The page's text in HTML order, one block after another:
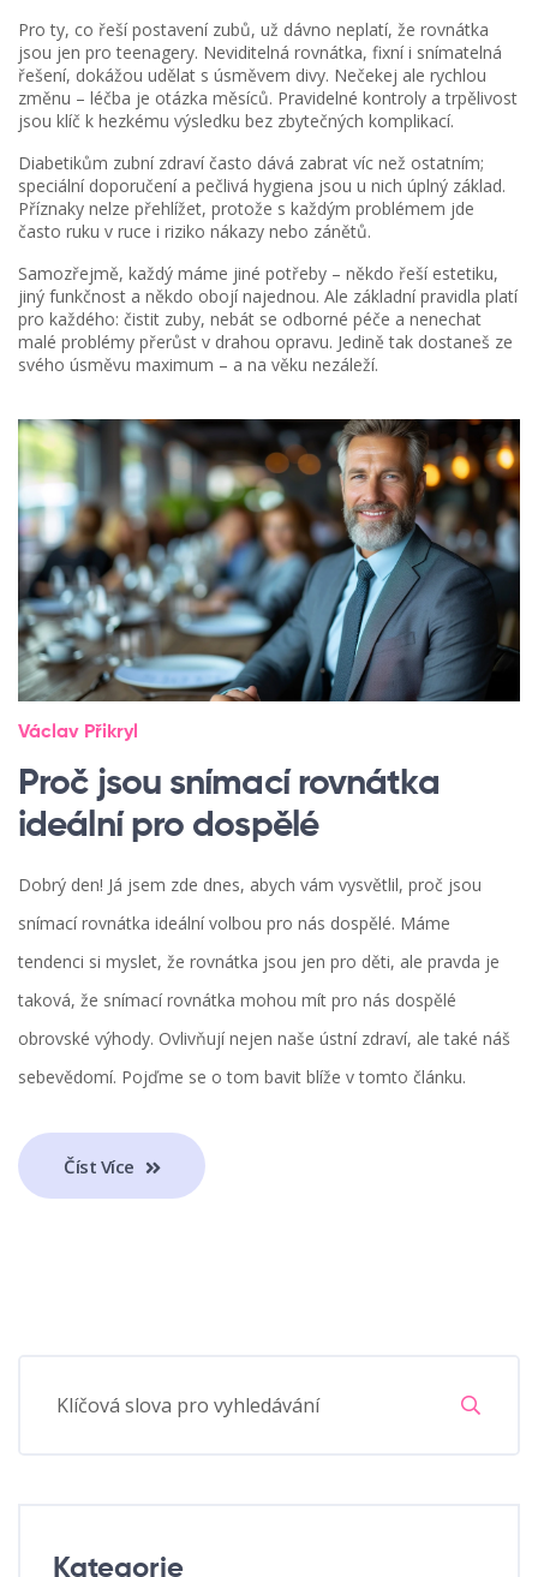
Pro ty, co řeší postavení zubů, už dávno neplatí, že rovnátka
jsou jen pro teenagery. Neviditelná rovnátka, fixní i snímatelná
řešení, dokážou udělat s úsměvem divy. Nečekej ale rychlou
změnu – léčba je otázka měsíců. Pravidelné kontroly a trpělivost
jsou klíč k hezkému výsledku bez zbytečných komplikací.
Diabetikům zubní zdraví často dává zabrat víc než ostatním;
speciální doporučení a pečlivá hygiena jsou u nich úplný základ.
Příznaky nelze přehlížet, protože s každým problémem jde
často ruku v ruce i riziko nákazy nebo zánětů.
Samozřejmě, každý máme jiné potřeby – někdo řeší estetiku,
jiný funkčnost a někdo obojí najednou. Ale základní pravidla platí
pro každého: čistit zuby, nebát se odborné péče a nenechat
malé problémy přerůst v drahou opravu. Jedině tak dostaneš ze
svého úsměvu maximum – a na věku nezáleží.
Václav Přikryl
Proč jsou snímací rovnátka
ideální pro dospělé
Dobrý den! Já jsem zde dnes, abych vám vysvětlil, proč jsou
snímací rovnátka ideální volbou pro nás dospělé. Máme
tendenci si myslet, že rovnátka jsou jen pro děti, ale pravda je
taková, že snímací rovnátka mohou mít pro nás dospělé
obrovské výhody. Ovlivňují nejen naše ústní zdraví, ale také náš
sebevědomí. Pojďme se o tom bavit blíže v tomto článku.
Číst Více
Kategorie